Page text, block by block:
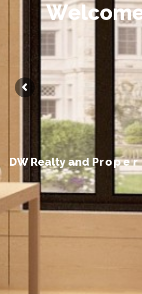
Welcom
DW Realtyand Property